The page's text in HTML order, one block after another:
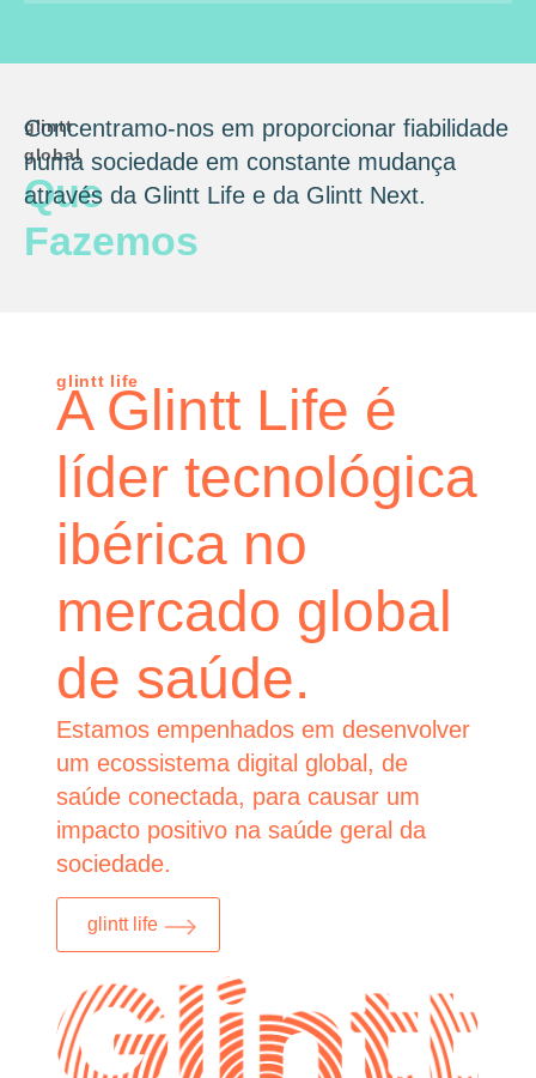
glintt
global
Que
Fazemos
Concentramo-nos em proporcionar fiabilidade
numa sociedade em constante mudança
através da Glintt Life e da Glintt Next.
glintt life
A Glintt Life é
líder tecnológica
ibérica no
mercado global
de saúde.
Estamos empenhados em desenvolver
um ecossistema digital global, de
saúde conectada, para causar um
impacto positivo na saúde geral da
sociedade.
glintt life